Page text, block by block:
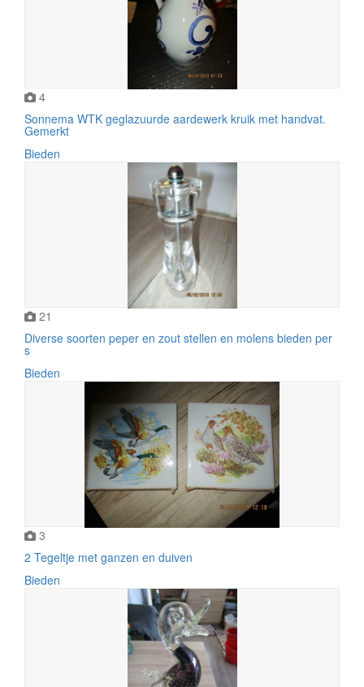
4
Sonnema WTK geglazuurde aardewerk kruik met handvat.
Gemerkt
Bieden
21
Diverse soorten peper en zout stellen en molens bieden per
s
Bieden
3
2 Tegeltje met ganzen en duiven
Bieden